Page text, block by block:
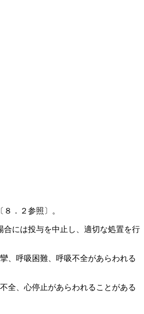
．２参照〕。
には投与を中止し、適切な処置を行
、呼吸困難、呼吸不全があらわれる
全、心停止があらわれることがある